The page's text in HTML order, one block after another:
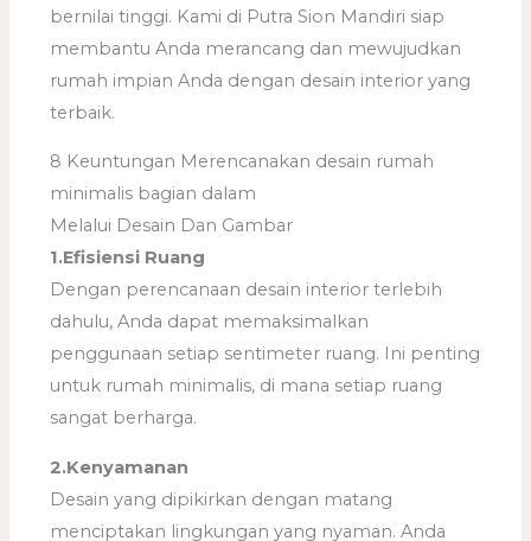
bernilai tinggi. Kami di Putra Sion Mandiri siap
membantu Anda merancang dan mewujudkan
rumah impian Anda dengan desain interior yang
terbaik.
8 Keuntungan Merencanakan desain rumah
minimalis bagian dalam
Melalui Desain Dan Gambar
1.Efisiensi Ruang
Dengan perencanaan desain interior terlebih
dahulu, Anda dapat memaksimalkan
penggunaan setiap sentimeter ruang. Ini penting
untuk rumah minimalis, di mana setiap ruang
sangat berharga.
2.Kenyamanan
Desain yang dipikirkan dengan matang
menciptakan lingkungan yang nyaman. Anda